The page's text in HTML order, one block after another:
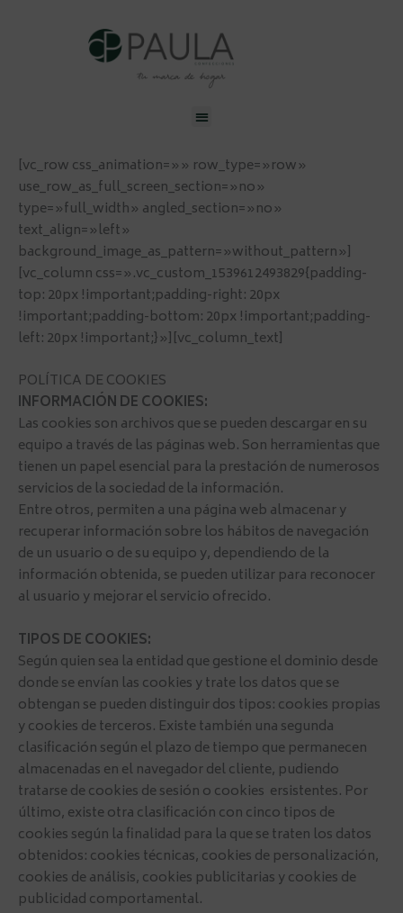
Menu
[vc_row css_animation=»» row_type=»row»
use_row_as_full_screen_section=»no»
type=»full_width» angled_section=»no»
text_align=»left»
background_image_as_pattern=»without_pattern»]
[vc_column css=».vc_custom_1539612493829{padding-
top: 20px !important;padding-right: 20px
!important;padding-bottom: 20px !important;padding-
left: 20px !important;}»][vc_column_text]
POLÍTICA DE COOKIES
INFORMACIÓN DE COOKIES:
Las cookies son archivos que se pueden descargar en su
equipo a través de las páginas web. Son herramientas que
tienen un papel esencial para la prestación de numerosos
servicios de la sociedad de la información.
Entre otros, permiten a una página web almacenar y
recuperar información sobre los hábitos de navegación
de un usuario o de su equipo y, dependiendo de la
información obtenida, se pueden utilizar para reconocer
al usuario y mejorar el servicio ofrecido.
TIPOS DE COOKIES:
Según quien sea la entidad que gestione el dominio desde
donde se envían las cookies y trate los datos que se
obtengan se pueden distinguir dos tipos: cookies propias
y cookies de terceros. Existe también una segunda
clasificación según el plazo de tiempo que permanecen
almacenadas en el navegador del cliente, pudiendo
tratarse de cookies de sesión o cookies ersistentes. Por
último, existe otra clasificación con cinco tipos de
cookies según la finalidad para la que se traten los datos
obtenidos: cookies técnicas, cookies de personalización,
cookies de análisis, cookies publicitarias y cookies de
publicidad comportamental.